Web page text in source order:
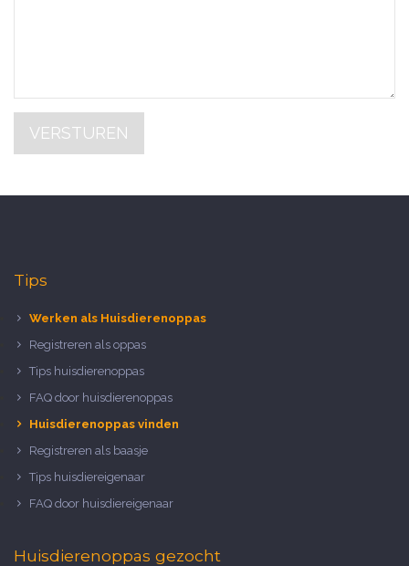
VERSTUREN
Tips
Werken als Huisdierenoppas
Registreren als oppas
Tips huisdierenoppas
FAQ door huisdierenoppas
Huisdierenoppas vinden
Registreren als baasje
Tips huisdiereigenaar
FAQ door huisdiereigenaar
Huisdierenoppas gezocht